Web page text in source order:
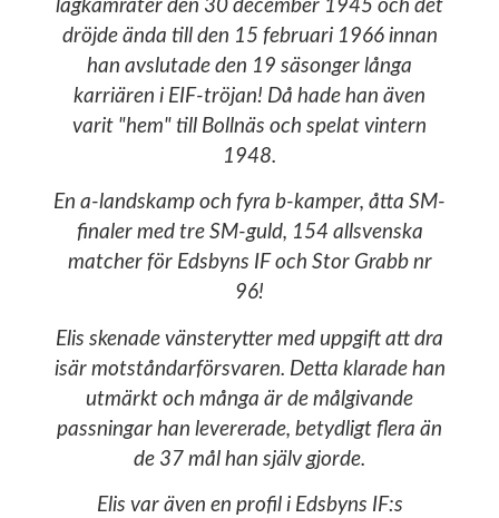
lagkamrater den 30 december 1945 och det
dröjde ända till den 15 februari 1966 innan
han avslutade den 19 säsonger långa
karriären i EIF-tröjan! Då hade han även
varit "hem" till Bollnäs och spelat vintern
1948.
En a-landskamp och fyra b-kamper, åtta SM-
finaler med tre SM-guld, 154 allsvenska
matcher för Edsbyns IF och Stor Grabb nr
96!
Elis skenade vänsterytter med uppgift att dra
isär motståndarförsvaren. Detta klarade han
utmärkt och många är de målgivande
passningar han levererade, betydligt flera än
de 37 mål han själv gjorde.
Elis var även en profil i Edsbyns IF:s